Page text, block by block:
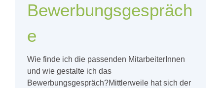
Bewerbungsgespräch
e
Wie finde ich die passenden MitarbeiterInnen
und wie gestalte ich das
Bewerbungsgespräch?Mittlerweile hat sich der